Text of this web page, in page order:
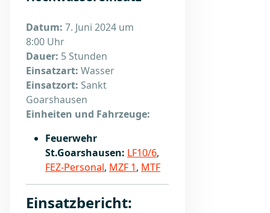
Datum: 7. Juni 2024 um
8:00 Uhr
Dauer: 5 Stunden
Einsatzart: Wasser
Einsatzort: Sankt
Goarshausen
Einheiten und Fahrzeuge:
Feuerwehr
St.Goarshausen: LF10/6,
FEZ-Personal, MZF 1, MTF
Einsatzbericht: